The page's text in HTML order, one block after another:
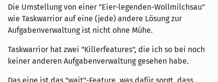
Die Umstellung von einer "Eier-legenden-Wollmilchsau"
wie Taskwarrior auf eine (jede) andere Lösung zur
Aufgabenverwaltung ist nicht ohne Mühe.
Taskwarrior hat zwei "Killerfeatures", die ich so bei noch
keiner anderen Aufgabenverwaltung gesehen habe.